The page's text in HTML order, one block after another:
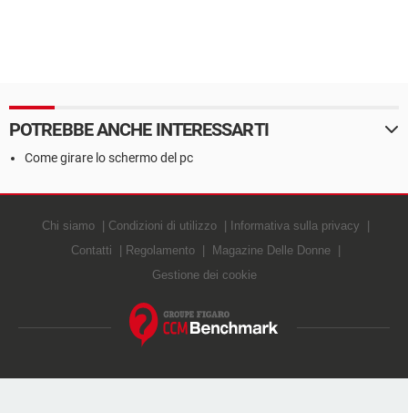
POTREBBE ANCHE INTERESSARTI
Come girare lo schermo del pc
Chi siamo Condizioni di utilizzo
Informativa sulla privacy
Contatti
Regolamento
Magazine Delle Donne
Gestione dei cookie